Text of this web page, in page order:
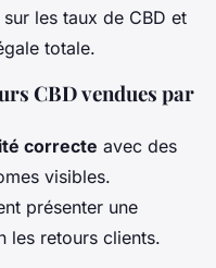
les taux de CBD et
totale.
CBD vendues par
correcte avec des
visibles.
présenter une
les retours clients.